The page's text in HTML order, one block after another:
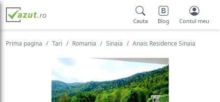
Cauta Blog Contul meu
Prima pagina Tari Romania Sinaia Anais Residence Sinaia